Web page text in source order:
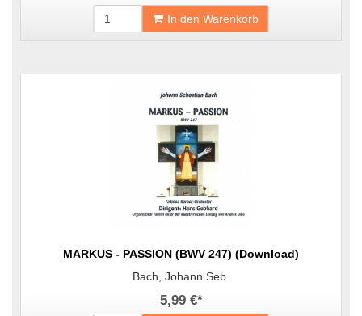
In den Warenkorb
MARKUS - PASSION (BWV 247) (Download)
Bach, Johann Seb.
5,99 €*